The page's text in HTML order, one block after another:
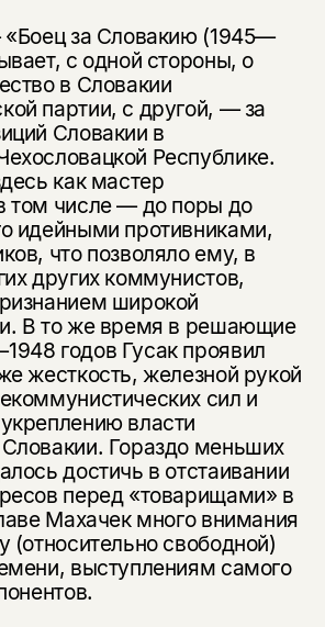
«Боец за Словакию (1945—
с одной стороны, о
в Словакии
партии, с другой, — за
Словакии в
Республике.
как мастер
том числе — до поры до
идейными противниками,
что позволяло ему, в
других коммунистов,
широкой
В то же время в решающие
годов Гусак проявил
жесткость, железной рукой
сил и
власти
Гораздо меньших
достичь в отстаивании
перед «товарищами» в
Махачек много внимания
(относительно свободной)
выступлениям самого